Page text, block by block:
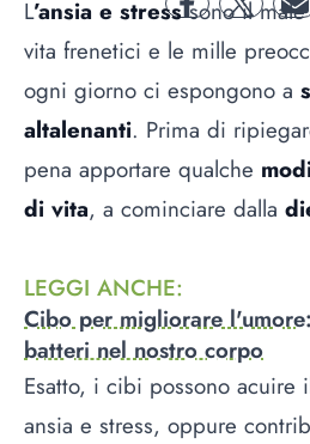
facebooktwitter
L’ansia e stresssono il
vita frenetici e le mille
ogni giorno ci espongono a
altalenanti. Prima di
pena apportare qualche
di vita, a cominciare dalla
LEGGI ANCHE:
Cibo per migliorare
batteri nel nostro corpo
Esatto, i cibi possono acuire
ansia e stress, oppure